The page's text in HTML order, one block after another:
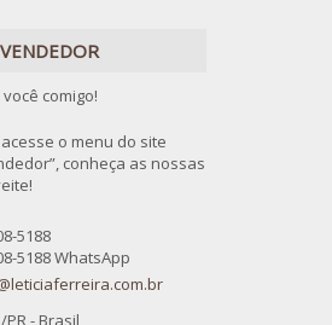
comigo!
o menu do site
conheça as nossas
5188
5188 WhatsApp
- Brasil